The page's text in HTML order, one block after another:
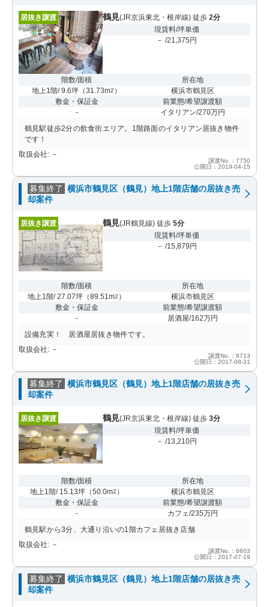
居抜き譲渡 鶴見(JR京浜東北・根岸線) 徒歩 2分
現賃料/坪単価
－ /21,375円
階数/面積
地上1階/ 9.6坪 （31.73m2 ）
所在地
横浜市鶴見区
敷金・保証金
-
前業態/希望譲渡額
イタリアン/270万円
鶴見駅徒歩2分の飲食街エリア。1階路面のイタリアン居抜き物件
です！
取扱会社: －
譲渡No.：7750
公開日：2019-04-15
募集終了 横浜市鶴見区（鶴見）地上1階店舗の居抜き売
却案件
居抜き譲渡 鶴見(JR鶴見線) 徒歩 5分
現賃料/坪単価
－ /15,879円
階数/面積
地上1階/ 27.07坪 （89.51m2 ）
所在地
横浜市鶴見区
敷金・保証金
-
前業態/希望譲渡額
居酒屋/162万円
設備充実！ 居酒屋居抜き物件です。
取扱会社: －
譲渡No.：6713
公開日：2017-08-31
募集終了 横浜市鶴見区（鶴見）地上1階店舗の居抜き売
却案件
居抜き譲渡 鶴見(JR京浜東北・根岸線) 徒歩 3分
現賃料/坪単価
－ /13,210円
階数/面積
地上1階/ 15.13坪（50.0m2 ）
所在地
横浜市鶴見区
敷金・保証金
-
前業態/希望譲渡額
カフェ/235万円
鶴見駅から3分、大通り沿いの1階カフェ居抜き店舗
取扱会社: －
譲渡No.：6603
公開日：2017-07-19
募集終了 横浜市鶴見区（鶴見）地上1階店舗の居抜き売
却案件